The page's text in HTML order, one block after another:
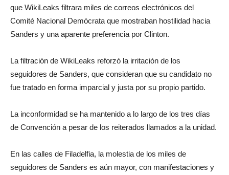
que WikiLeaks filtrara miles de correos electrónicos del
Comité Nacional Demócrata que mostraban hostilidad hacia
Sanders y una aparente preferencia por Clinton.
La filtración de WikiLeaks reforzó la irritación de los
seguidores de Sanders, que consideran que su candidato no
fue tratado en forma imparcial y justa por su propio partido.
La inconformidad se ha mantenido a lo largo de los tres días
de Convención a pesar de los reiterados llamados a la unidad.
En las calles de Filadelfia, la molestia de los miles de
seguidores de Sanders es aún mayor, con manifestaciones y